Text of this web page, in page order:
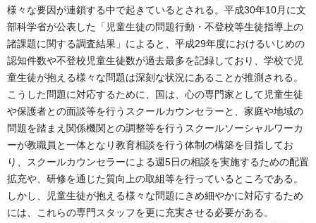
様々な要因が連鎖する中で起きているとされる。平成30年10月に文
部科学省が公表した「児童生徒の問題行動・不登校等生徒指導上の
諸課題に関する調査結果」によると、平成29年度におけるいじめの
認知件数や不登校児童生徒数が過去最多を記録しており、学校で児
童生徒が抱える様々な問題は深刻な状況にあることが推測される。
こうした問題に対応するために、国は、心の専門家として児童生徒
や保護者との面談等を行うスクールカウンセラーと、家庭や地域の
問題を踏まえ関係機関との調整等を行うスクールソーシャルワーカ
ーが教職員と一体となり教育相談を行う体制の構築を目指してお
り、スクールカウンセラーによる週5日の相談を実施するための配置
拡充や、研修を通じた質向上の取組等を行っているところである。
しかし、児童生徒が抱える様々な問題にきめ細やかに対応するため
には、これらの専門スタッフを更に充実させる必要がある。